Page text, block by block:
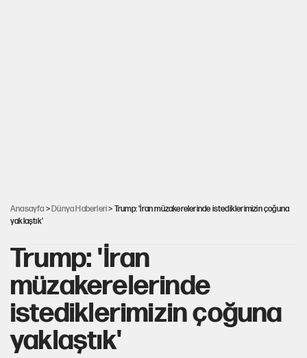
Anasayfa >Dünya Haberleri> Trump: 'İran müzakerelerinde istediklerimizin çoğuna
yaklaştık'
Trump: 'İran
müzakerelerinde
istediklerimizin çoğuna
yaklaştık'